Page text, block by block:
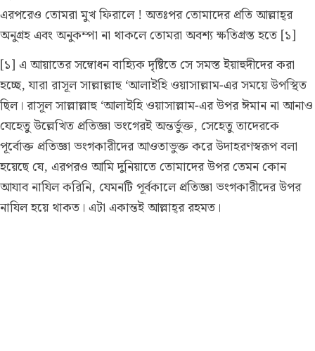
এরপরেও তোমরা মুখ ফিরালে ! অতঃপর তোমাদের প্রতি আল্লাহ্‌র
অনুগ্রহ এবং অনুকম্পা না থাকলে তোমরা অবশ্য ক্ষতিগ্রস্ত হতে [১]
[১] এ আয়াতের সম্বোধন বাহ্যিক দৃষ্টিতে সে সমস্ত ইয়াহুদীদের করা
হচ্ছে, যারা রাসূল সাল্লাল্লাহু ‘আলাইহি ওয়াসাল্লাম-এর সময়ে উপস্থিত
ছিল। রাসূল সাল্লাল্লাহু ‘আলাইহি ওয়াসাল্লাম-এর উপর ঈমান না আনাও
যেহেতু উল্লেখিত প্রতিজ্ঞা ভংগেরই অন্তর্ভুক্ত, সেহেতু তাদেরকে
পূর্বোক্ত প্রতিজ্ঞা ভংগকারীদের আওতাভুক্ত করে উদাহরণস্বরূপ বলা
হয়েছে যে, এরপরও আমি দুনিয়াতে তোমাদের উপর তেমন কোন
আযাব নাযিল করিনি, যেমনটি পূর্বকালে প্রতিজ্ঞা ভংগকারীদের উপর
নাযিল হয়ে থাকত। এটা একান্তই আল্লাহ্‌র রহমত।